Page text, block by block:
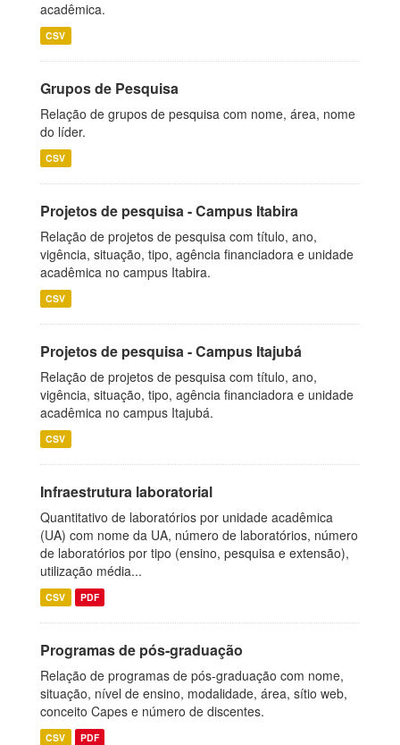
acadêmica.
CSV
Grupos de Pesquisa
Relação de grupos de pesquisa com nome, área, nome
do líder.
CSV
Projetos de pesquisa - Campus Itabira
Relação de projetos de pesquisa com título, ano,
vigência, situação, tipo, agência financiadora e unidade
acadêmica no campus Itabira.
CSV
Projetos de pesquisa - Campus Itajubá
Relação de projetos de pesquisa com título, ano,
vigência, situação, tipo, agência financiadora e unidade
acadêmica no campus Itajubá.
CSV
Infraestrutura laboratorial
Quantitativo de laboratórios por unidade acadêmica
(UA) com nome da UA, número de laboratórios, número
de laboratórios por tipo (ensino, pesquisa e extensão),
utilização média...
CSV PDF
Programas de pós-graduação
Relação de programas de pós-graduação com nome,
situação, nível de ensino, modalidade, área, sítio web,
conceito Capes e número de discentes.
CSV PDF